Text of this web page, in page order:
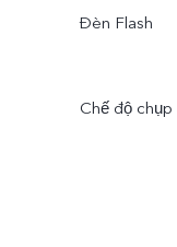
Đèn Flash
Chế độ chụp